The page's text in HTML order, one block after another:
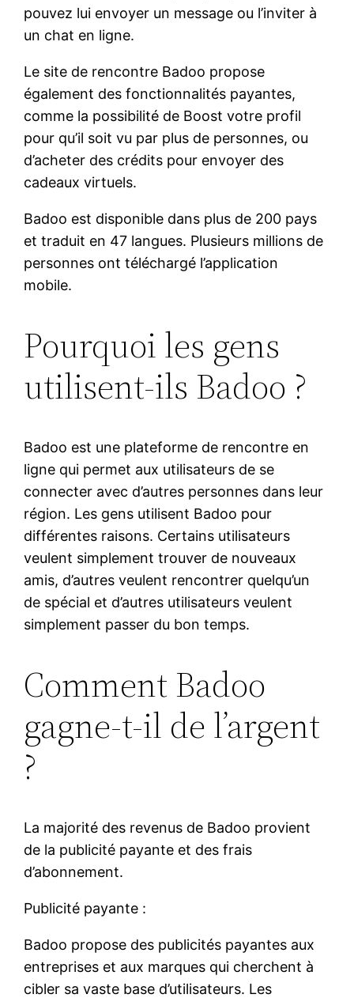
pouvez lui envoyer un message ou l’inviter à
un chat en ligne.
Le site de rencontre Badoo propose
également des fonctionnalités payantes,
comme la possibilité de Boost votre profil
pour qu’il soit vu par plus de personnes, ou
d’acheter des crédits pour envoyer des
cadeaux virtuels.
Badoo est disponible dans plus de 200 pays
et traduit en 47 langues. Plusieurs millions de
personnes ont téléchargé l’application
mobile.
Pourquoi les gens
utilisent-ils Badoo ?
Badoo est une plateforme de rencontre en
ligne qui permet aux utilisateurs de se
connecter avec d’autres personnes dans leur
région. Les gens utilisent Badoo pour
différentes raisons. Certains utilisateurs
veulent simplement trouver de nouveaux
amis, d’autres veulent rencontrer quelqu’un
de spécial et d’autres utilisateurs veulent
simplement passer du bon temps.
Comment Badoo
gagne-t-il de l’argent
?
La majorité des revenus de Badoo provient
de la publicité payante et des frais
d’abonnement.
Publicité payante :
Badoo propose des publicités payantes aux
entreprises et aux marques qui cherchent à
cibler sa vaste base d’utilisateurs. Les